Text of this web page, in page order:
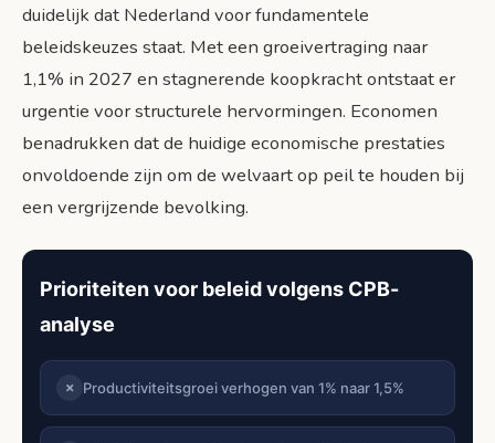
duidelijk dat Nederland voor fundamentele
beleidskeuzes staat. Met een groeivertraging naar
1,1% in 2027 en stagnerende koopkracht ontstaat er
urgentie voor structurele hervormingen. Economen
benadrukken dat de huidige economische prestaties
onvoldoende zijn om de welvaart op peil te houden bij
een vergrijzende bevolking.
Prioriteiten voor beleid volgens CPB-
analyse
✗ Productiviteitsgroei verhogen van 1% naar 1,5%